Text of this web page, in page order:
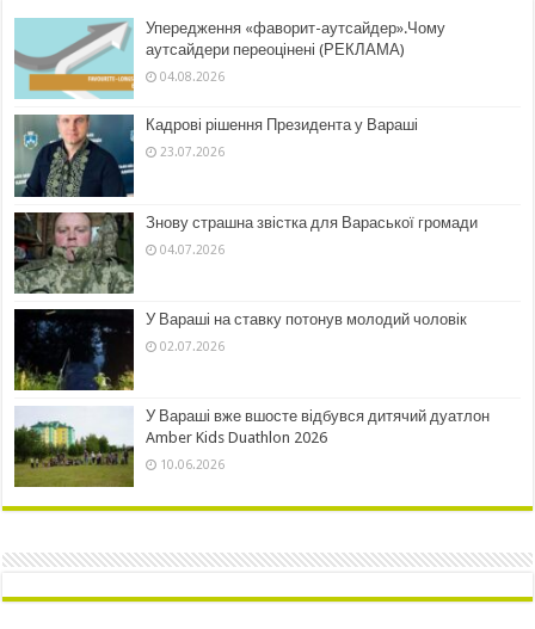
Упередження «фаворит-аутсайдер».Чому
аутсайдери переоцінені (РЕКЛАМА)
04.08.2026
Кадрові рішення Президента у Вараші
23.07.2026
Знову страшна звістка для Вараської громади
04.07.2026
У Вараші на ставку потонув молодий чоловік
02.07.2026
У Вараші вже вшосте відбувся дитячий дуатлон
Amber Kids Duathlon 2026
10.06.2026